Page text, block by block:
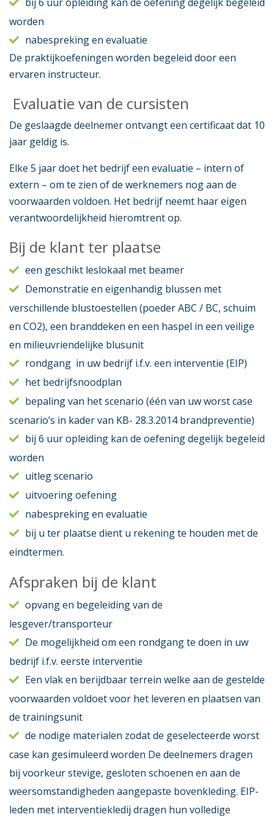
worden
nabespreking en evaluatie
De praktijkoefeningen worden begeleid door een
ervaren instructeur.
Evaluatie van de cursisten
De geslaagde deelnemer ontvangt een certificaat dat 10
jaar geldig is.
Elke 5 jaar doet het bedrijf een evaluatie – intern of
extern – om te zien of de werknemers nog aan de
voorwaarden voldoen. Het bedrijf neemt haar eigen
verantwoordelijkheid hieromtrent op.
Bij de klant ter plaatse
een geschikt leslokaal met beamer
Demonstratie en eigenhandig blussen met
verschillende blustoestellen (poeder ABC / BC, schuim
en CO2), een branddeken en een haspel in een veilige
en milieuvriendelijke blusunit
rondgang in uw bedrijf i.f.v. een interventie (EIP)
het bedrijfsnoodplan
bepaling van het scenario (één van uw worst case
scenario’s in kader van KB- 28.3.2014 brandpreventie)
bij 6 uur opleiding kan de oefening degelijk begeleid
worden
uitleg scenario
uitvoering oefening
nabespreking en evaluatie
bij u ter plaatse dient u rekening te houden met de
eindtermen.
Afspraken bij de klant
opvang en begeleiding van de
lesgever/transporteur
De mogelijkheid om een rondgang te doen in uw
bedrijf i.f.v. eerste interventie
Een vlak en berijdbaar terrein welke aan de gestelde
voorwaarden voldoet voor het leveren en plaatsen van
de trainingsunit
de nodige materialen zodat de geselecteerde worst
case kan gesimuleerd worden De deelnemers dragen
bij voorkeur stevige, gesloten schoenen en aan de
weersomstandigheden aangepaste bovenkleding. EIP-
leden met interventiekledij dragen hun volledige